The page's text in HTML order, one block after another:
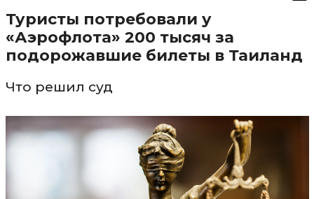
Туристы потребовали у
«Аэрофлота» 200 тысяч за
подорожавшие билеты в Таиланд
Что решил суд